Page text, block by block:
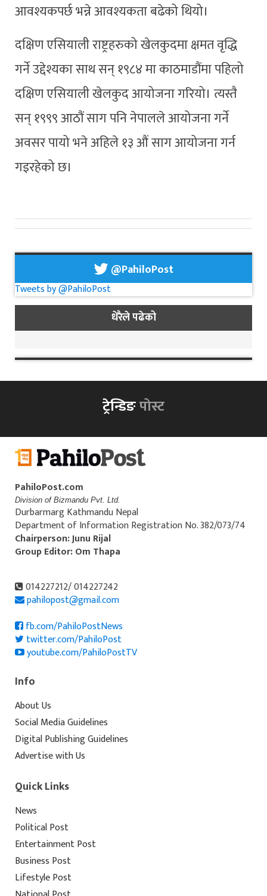
आवश्यकपर्छ भन्ने आवश्यकता बढेको थियो।
दक्षिण एसियाली राष्ट्रहरुको खेलकुदमा क्षमत वृद्धि
गर्ने उद्देश्यका साथ सन् १९८४ मा काठमाडौंमा पहिलो
दक्षिण एसियाली खेलकुद आयोजना गरियो। त्यस्तै
सन् १९९९ आठौं साग पनि नेपालले आयोजना गर्ने
अवसर पायो भने अहिले १३ औं साग आयोजना गर्न
गइरहेको छ।
@PahiloPost
Tweets by @PahiloPost
धेरैले पढेको
ट्रेन्डिङपोस्ट
PahiloPost.com
Division of Bizmandu Pvt. Ltd.
Durbarmarg Kathmandu Nepal
Department of Information Registration No. 382/073/74
Chairperson: Junu Rijal
Group Editor: Om Thapa
014227212/ 014227242
pahilopost@gmail.com
fb.com/PahiloPostNews
twitter.com/PahiloPost
youtube.com/PahiloPostTV
Info
About Us
Social Media Guidelines
Digital Publishing Guidelines
Advertise with Us
Quick Links
News
Political Post
Entertainment Post
Business Post
Lifestyle Post